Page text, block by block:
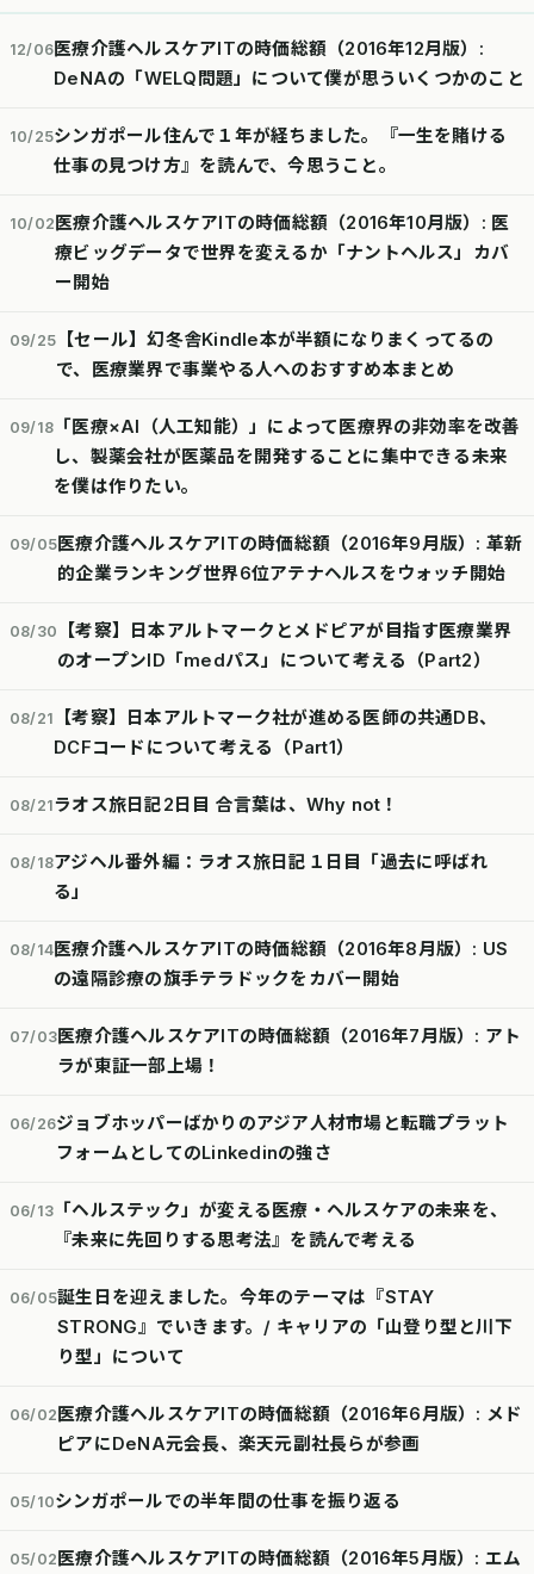
12/06医療介護ヘルスケアITの時価総額（2016年12月版）:
DeNAの「WELQ問題」について僕が思ういくつかのこと
10/25シンガポール住んで１年が経ちました。『一生を賭ける
仕事の見つけ方』を読んで、今思うこと。
10/02医療介護ヘルスケアITの時価総額（2016年10月版）: 医
療ビッグデータで世界を変えるか「ナントヘルス」カバ
ー開始
09/25
【セール】幻冬舎Kindle本が半額になりまくってるの
で、医療業界で事業やる人へのおすすめ本まとめ
09/18 「医療×AI（人工知能）」によって医療界の非効率を改善
し、製薬会社が医薬品を開発することに集中できる未来
を僕は作りたい。
09/05医療介護ヘルスケアITの時価総額（2016年9月版）: 革新
的企業ランキング世界6位アテナヘルスをウォッチ開始
08/30
【考察】日本アルトマークとメドピアが目指す医療業界
のオープンID「medパス」について考える（Part2）
08/21
【考察】日本アルトマーク社が進める医師の共通DB、
DCFコードについて考える（Part1）
08/21ラオス旅日記2日目 合言葉は、Why not！
08/18アジヘル番外編：ラオス旅日記１日目「過去に呼ばれ
る」
08/14医療介護ヘルスケアITの時価総額（2016年8月版）: US
の遠隔診療の旗手テラドックをカバー開始
07/03医療介護ヘルスケアITの時価総額（2016年7月版）: アト
ラが東証一部上場！
06/26ジョブホッパーばかりのアジア人材市場と転職プラット
フォームとしてのLinkedinの強さ
06/13 「ヘルステック」が変える医療・ヘルスケアの未来を、
『未来に先回りする思考法』を読んで考える
06/05誕生日を迎えました。今年のテーマは『STAY
STRONG』でいきます。/ キャリアの「山登り型と川下
り型」について
06/02医療介護ヘルスケアITの時価総額（2016年6月版）: メド
ピアにDeNA元会長、楽天元副社長らが参画
05/10シンガポールでの半年間の仕事を振り返る
05/02医療介護ヘルスケアITの時価総額（2016年5月版）: エム